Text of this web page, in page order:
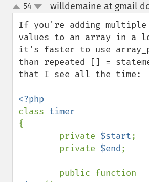
up
down
54 willdemaine at gmail
If you're adding multiple
values to an array in a
it's faster to use
than repeated [] =
that I see all the time:
class
{
        private
$start;
        private
$end;